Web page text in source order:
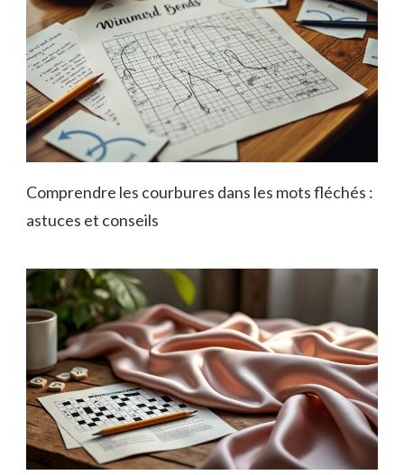
Comprendre les courbures dans les mots fléchés :
astuces et conseils